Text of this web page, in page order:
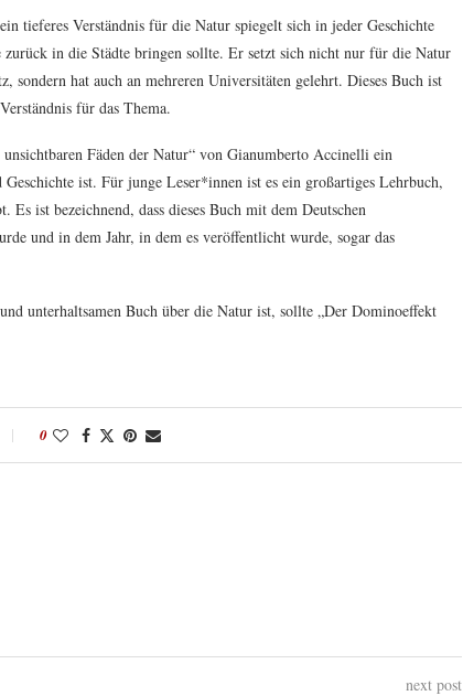
tieferes Verständnis für die Natur spiegelt sich in jeder Geschichte
in die Städte bringen sollte. Er setzt sich nicht nur für die Natur
sondern hat auch an mehreren Universitäten gelehrt. Dieses Buch ist
für das Thema.
Fäden der Natur“ von Gianumberto Accinelli ein
ist. Für junge Leser*innen ist es ein großartiges Lehrbuch,
ist bezeichnend, dass dieses Buch mit dem Deutschen
und in dem Jahr, in dem es veröffentlicht wurde, sogar das
unterhaltsamen Buch über die Natur ist, sollte „Der Dominoeffekt
0
next post